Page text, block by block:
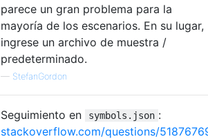
parece un gran problema para la
mayoría de los escenarios. En su lugar,
ingrese un archivo de muestra /
predeterminado.
— StefanGordon
Seguimiento en symbols.json :
stackoverflow.com/questions/